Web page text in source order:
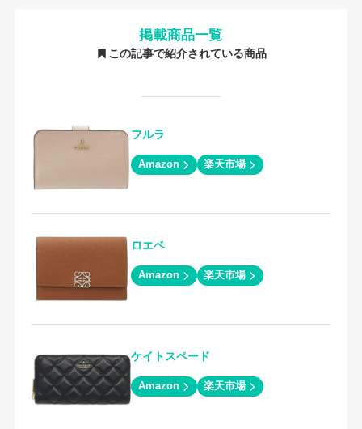
掲載商品一覧
この記事で紹介されている商品
フルラ
Amazon 楽天市場
ロエベ
Amazon 楽天市場
ケイトスペード
Amazon 楽天市場